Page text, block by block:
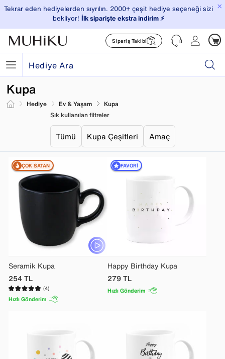
×
Tekrar eden hediyelerden sıyrılın. 2000+ çeşit hediye seçeneği sizi
bekliyor! İlk siparişte ekstra indirim ⚡️
Sipariş Takibi
Hediye Ev & Yaşam Kupa
Kupa
Sık kullanılan filtreler
Tümü Kupa Çeşitleri Amaç
Seramik Kupa
254TL
(4)
Hızlı Gönderim
ÇOK SATAN
Happy Birthday Kupa
279TL
FAVORI
Hızlı Gönderim